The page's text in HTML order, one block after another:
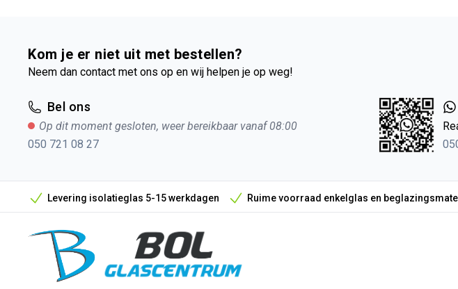
Kom je er niet uit met bestellen?
Neem dan contact met ons op en wij helpen je op weg!
Bel ons
Op dit moment gesloten, weer bereikbaar vanaf 08:00
050 721 08 27
Levering isolatieglas 5-15 werkdagen Ruime voorraad enkelglas en